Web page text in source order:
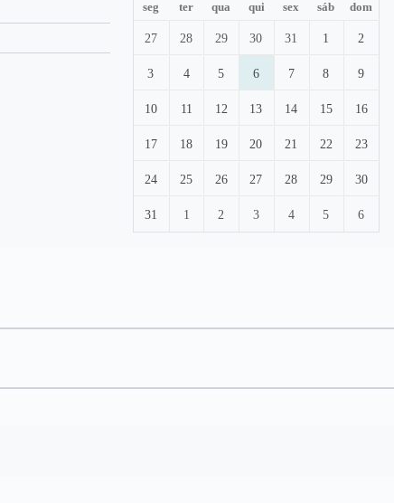
seg ter qua qui sex sáb dom
27 28 29 30 31 1 2
3 4 5 6 7 8 9
10 11 12 13 14 15 16
17 18 19 20 21 22 23
24 25 26 27 28 29 30
31 1 2 3 4 5 6